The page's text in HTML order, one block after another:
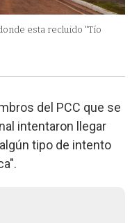
esta recluido "Tío
del PCC que se
intentaron llegar
tipo de intento